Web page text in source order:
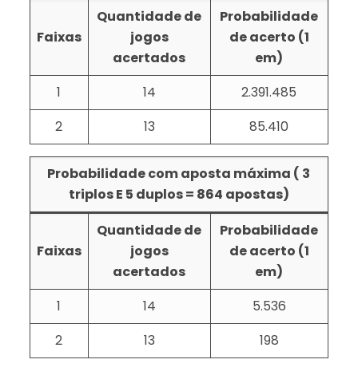
Faixas
Quantidade de
jogos
acertados
Probabilidade
de acerto (1
em)
1
14
2.391.485
2
13 85.410
Probabilidade com aposta máxima ( 3
triplos E 5 duplos = 864 apostas)
Faixas
Quantidade de
jogos
acertados
Probabilidade
de acerto (1
em)
1
14
5.536
2
13 198